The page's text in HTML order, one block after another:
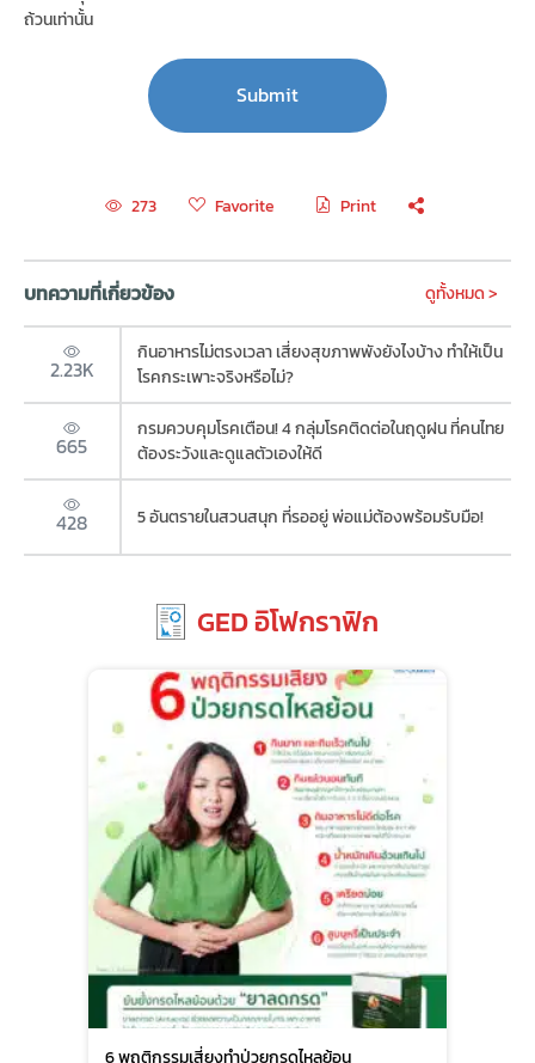
ถ้วนเท่านั้น
273 Favorite Print
บทความที่เกี่ยวข้อง ดูทั้งหมด >
2.23K
กินอาหารไม่ตรงเวลา เสี่ยงสุขภาพพังยังไงบ้าง ทำให้เป็น
โรคกระเพาะจริงหรือไม่?
665
กรมควบคุมโรคเตือน! 4 กลุ่มโรคติดต่อในฤดูฝน ที่คนไทย
ต้องระวังและดูแลตัวเองให้ดี
428 5 อันตรายในสวนสนุก ที่รออยู่ พ่อแม่ต้องพร้อมรับมือ!
GED อิโฟกราฟิก
6 พฤติกรรมเสี่ยงทำป่วยกรดไหลย้อน